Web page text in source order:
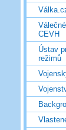
CEVH
Ústav
režimů